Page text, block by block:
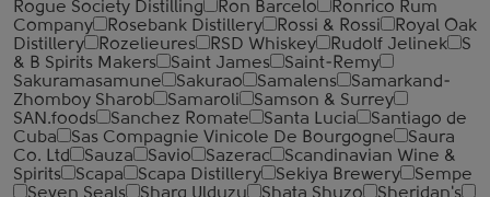
Rogue Society Distilling
Ron Barcelo
Ronrico Rum
Company
Rosebank Distillery Rossi & Rossi
Royal Oak
Distillery
Rozelieures RSD Whiskey Rudolf Jelinek
S
& B Spirits Makers
Saint James
Saint-Remy
Sakuramasamune
Sakurao Samalens
Samarkand-
Zhomboy Sharob
Samaroli
Samson & Surrey
SAN.foods
Sanchez Romate Santa Lucia
Santiago de
Cuba
Sas Compagnie Vinicole De Bourgogne
Saura
Co. Ltd
Sauza Savio Sazerac
Scandinavian Wine &
Spirits
Scapa Scapa Distillery Sekiya Brewery
Sempe